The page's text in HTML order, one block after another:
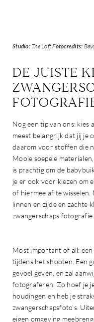
Studio:The LoftFotocredits:
DE JUISTE
Nog een tip van ons: kies
meest belangrijk dat jij je
daarom voor stoffen die
Mooie soepele
is prachtig om de
je er ook voor kiezen om
of hiermee af te wisselen.
linnen en zijde en zachte
zwangerschaps fotografie.
Most important of all:
tijdens het shooten. Een
gevoel geven, en zal
fotograferen. Zo hoef je
houdingen en heb je
zwangerschapsfoto’s.
eigen omgeving